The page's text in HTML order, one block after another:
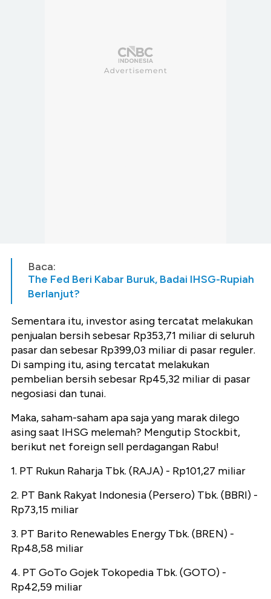
Baca:
The Fed Beri Kabar Buruk, Badai IHSG-Rupiah
Berlanjut?
Sementara itu, investor asing tercatat melakukan
penjualan bersih sebesar Rp353,71 miliar di seluruh
pasar dan sebesar Rp399,03 miliar di pasar reguler.
Di samping itu, asing tercatat melakukan
pembelian bersih sebesar Rp45,32 miliar di pasar
negosiasi dan tunai.
Maka, saham-saham apa saja yang marak dilego
asing saat IHSG melemah? Mengutip Stockbit,
berikut net foreign sell perdagangan Rabu!
1. PT Rukun Raharja Tbk. (RAJA) - Rp101,27 miliar
2. PT Bank Rakyat Indonesia (Persero) Tbk. (BBRI) -
Rp73,15 miliar
3. PT Barito Renewables Energy Tbk. (BREN) -
Rp48,58 miliar
4. PT GoTo Gojek Tokopedia Tbk. (GOTO) -
Rp42,59 miliar